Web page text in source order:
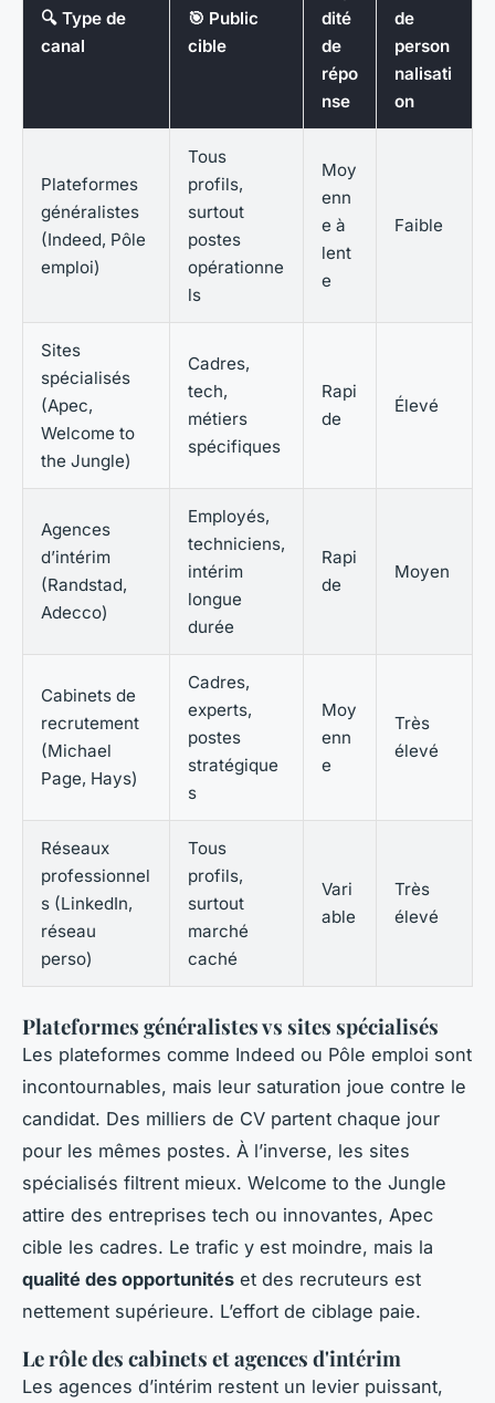
🔍 Type de
canal
🎯 Public
cible
dité
de
répo
nse
de
person
nalisati
on
Plateformes
généralistes
(Indeed, Pôle
emploi)
Tous
profils,
surtout
postes
opérationne
ls
Moy
enn
e à
lent
e
Faible
Sites
spécialisés
(Apec,
Welcome to
the Jungle)
Cadres,
tech,
métiers
spécifiques
Rapi
de
Élevé
Agences
d’intérim
(Randstad,
Adecco)
Employés,
techniciens,
intérim
longue
durée
Rapi
de
Moyen
Cabinets de
recrutement
(Michael
Page, Hays)
Cadres,
experts,
postes
stratégique
s
Moy
enn
e
Très
élevé
Réseaux
professionnel
s (LinkedIn,
réseau
perso)
Tous
profils,
surtout
marché
caché
Vari
able
Très
élevé
Plateformes généralistes vs sites spécialisés
Les plateformes comme Indeed ou Pôle emploi sont
incontournables, mais leur saturation joue contre le
candidat. Des milliers de CV partent chaque jour
pour les mêmes postes. À l’inverse, les sites
spécialisés filtrent mieux. Welcome to the Jungle
attire des entreprises tech ou innovantes, Apec
cible les cadres. Le trafic y est moindre, mais la
qualité des opportunités et des recruteurs est
nettement supérieure. L’effort de ciblage paie.
Le rôle des cabinets et agences d'intérim
Les agences d’intérim restent un levier puissant,